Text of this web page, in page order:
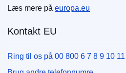
Læs mere på europa.eu
Kontakt EU
Ring til os på 00 800 6 7 8 9 10 11